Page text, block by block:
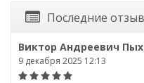
Последние
Виктор Андреевич
9 декабря 2025 12:13